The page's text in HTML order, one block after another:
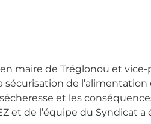
maire de Tréglonou et
de
et les
et de l’équipe du Syndicat